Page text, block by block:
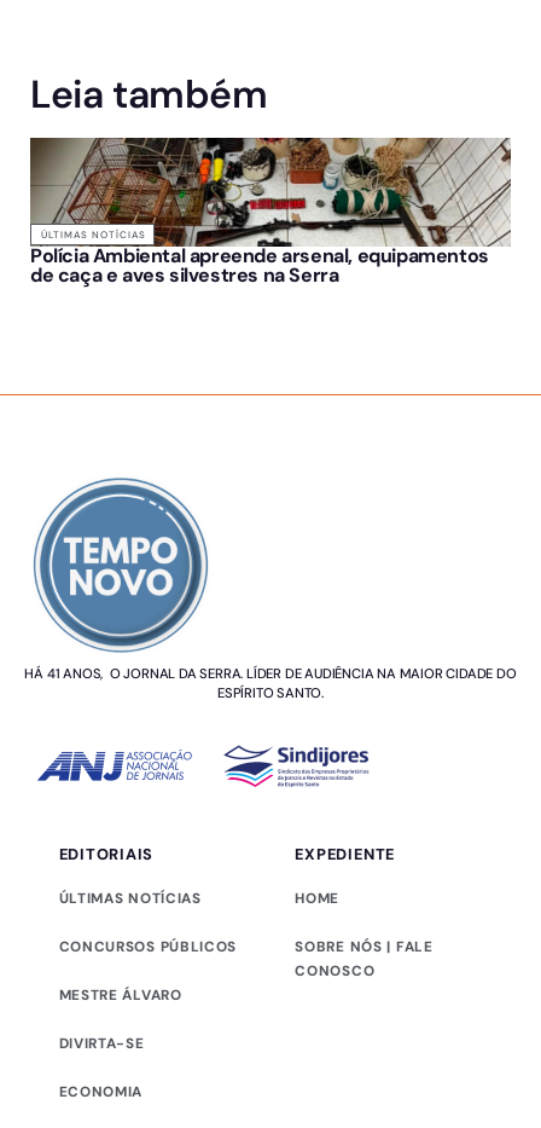
Leia também
ÚLTIMAS NOTÍCIAS
Polícia Ambiental apreende arsenal, equipamentos
de caça e aves silvestres na Serra
HÁ 41 ANOS, O JORNAL DA SERRA. LÍDER DE AUDIÊNCIA NA MAIOR CIDADE DO
ESPÍRITO SANTO.
EDITORIAIS
ÚLTIMAS NOTÍCIAS
CONCURSOS PÚBLICOS
MESTRE ÁLVARO
DIVIRTA-SE
ECONOMIA
EXPEDIENTE
HOME
SOBRE NÓS | FALE
CONOSCO